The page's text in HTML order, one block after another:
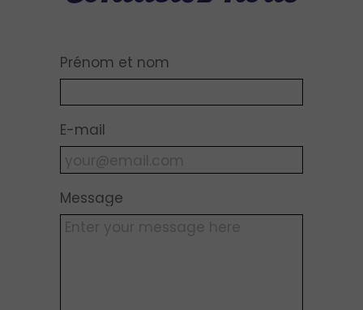
Prénom et nom
E-mail
Message